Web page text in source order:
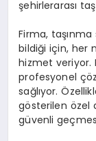
şehirlerarası
Firma,
bildiği için, her
hizmet veriyor.
profesyonel
sağlıyor.
gösterilen özel
güvenli